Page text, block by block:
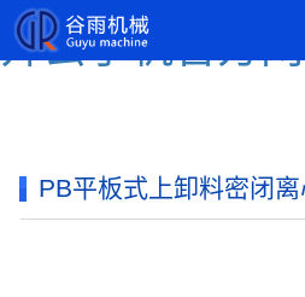
开云手机官方
PB平板式上卸料密闭